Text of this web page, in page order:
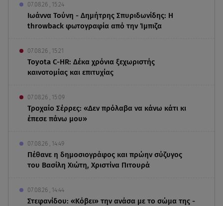
07.08.26 , 15:24
Ιωάννα Τούνη - Δημήτρης Σπυριδωνίδης: Η
throwback φωτογραφία από την Ίμπιζα
07.08.26 , 15:21
Toyota C-HR: Δέκα χρόνια ξεχωριστής
καινοτομίας και επιτυχίας
07.08.26 , 15:09
Τροχαίο Σέρρες: «Δεν πρόλαβα να κάνω κάτι κι
έπεσε πάνω μου»
07.08.26 , 14:49
Πέθανε η δημοσιογράφος και πρώην σύζυγος
του Βασίλη Χιώτη, Χριστίνα Πιτουρά
07.08.26 , 14:44
Στεφανίδου: «Κόβει» την ανάσα με το σώμα της -